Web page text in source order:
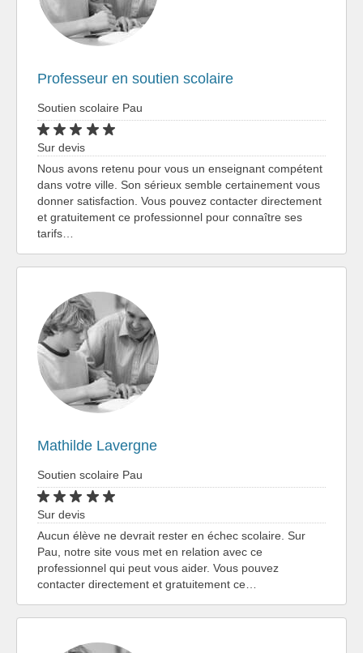
Professeur en soutien scolaire
Soutien scolaire Pau
Sur devis
Nous avons retenu pour vous un enseignant compétent
dans votre ville. Son sérieux semble certainement vous
donner satisfaction. Vous pouvez contacter directement
et gratuitement ce professionnel pour connaître ses
tarifs…
Mathilde Lavergne
Soutien scolaire Pau
Sur devis
Aucun élève ne devrait rester en échec scolaire. Sur
Pau, notre site vous met en relation avec ce
professionnel qui peut vous aider. Vous pouvez
contacter directement et gratuitement ce…